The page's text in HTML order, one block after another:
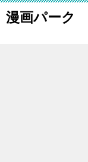
漫画パーク